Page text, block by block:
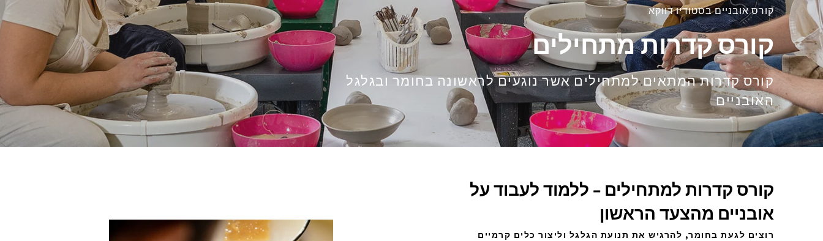
קורס אובניים בסטודיו דווקא
קורס קדרות מתחילים
קורס קדרות המתאים למתחילים אשר נוגעים לראשונה בחומר ובגלגל
האובניים
קורס קדרות למתחילים – ללמוד לעבוד על
אובניים מהצעד הראשון
רוצים לגעת בחומר, להרגיש את תנועת הגלגל וליצור כלים קרמיים